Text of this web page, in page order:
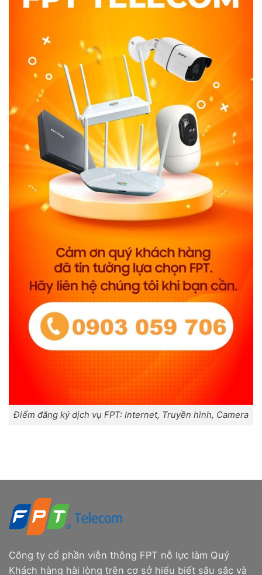
Điểm đăng ký dịch vụ FPT: Internet, Truyền hình, Camera
Công ty cổ phần viễn thông FPT nỗ lực làm Quý
Khách hàng hài lòng trên cơ sở hiểu biết sâu sắc và